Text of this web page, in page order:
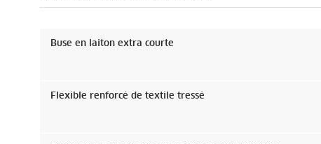
Buse en laiton extra courte
Flexible renforcé de textile tressé